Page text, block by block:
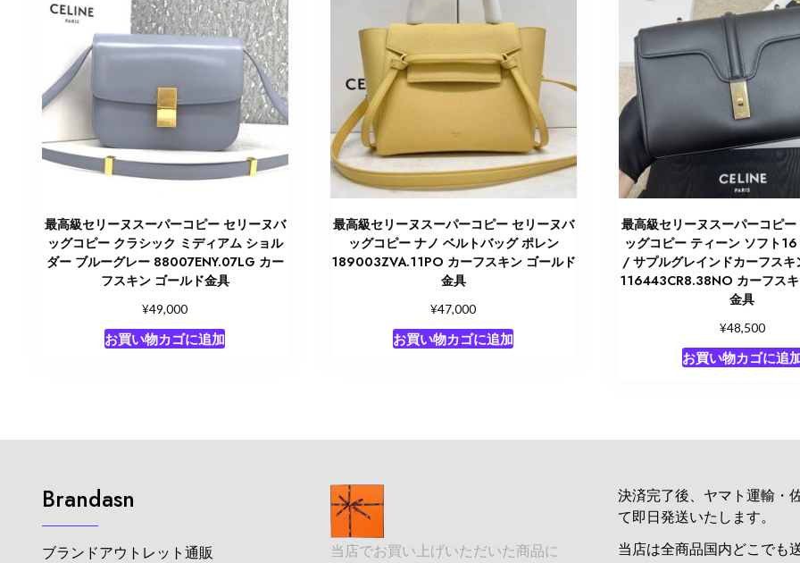
最高級セリーヌスーパーコピー セリーヌバ
ッグコピー クラシック ミディアム ショル
ダー ブルーグレー 88007ENY.07LG カー
フスキン ゴールド金具
¥49,000
お買い物カゴに追加
最高級セリーヌスーパーコピー セリーヌバ
ッグコピー ナノ ベルトバッグ ポレン
189003ZVA.11PO カーフスキン ゴールド
金具
¥47,000
お買い物カゴに追加
最高級セリーヌスーパーコピ
ッグコピー ティーン ソフト16
/ サプルグレインドカーフスキ
116443CR8.38NO カーフス
金具
¥48,500
お買い物カゴに追
Brandasn
ブランドアウトレット通販 当店でお買い上げいただいた商品に
決済完了後、ヤマト運輸・
て即日発送いたします。
当店は全商品国内どこでも